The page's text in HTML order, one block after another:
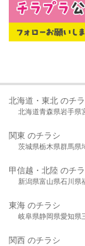
北海道・東北 のチ
北海道青森県岩手県
関東 のチラシ
茨城県栃木県群馬県
甲信越・北陸 のチ
新潟県富山県石川県
東海 のチラシ
岐阜県静岡県愛知県
関西 のチラシ